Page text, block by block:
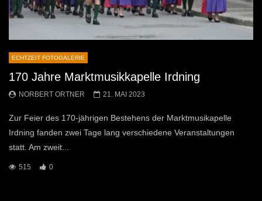
ECHTZEIT FOTOGALERIE
170 Jahre Marktmusikkapelle Irdning
NORBERT ORTNER 21. MAI 2023
Zur Feier des 170-jährigen Bestehens der Marktmusikapelle
Irdning fanden zwei Tage lang verschiedene Veranstaltungen
statt. Am zweit...
515 0